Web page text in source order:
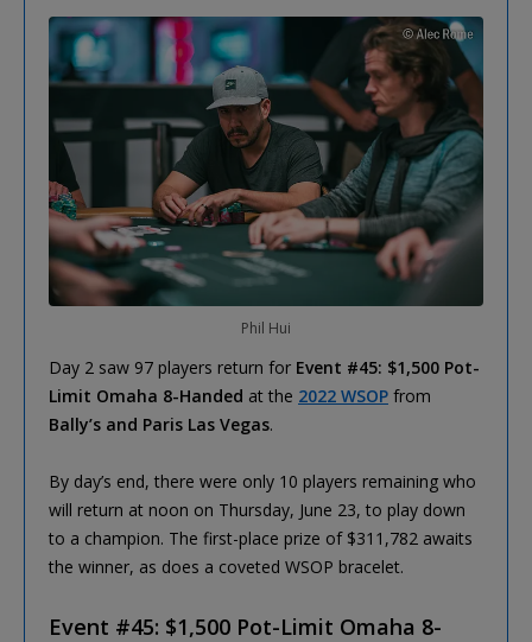
Phil Hui
Day 2 saw 97 players return for Event #45: $1,500 Pot-
Limit Omaha 8-Handed at the 2022 WSOP from
Bally’s and Paris Las Vegas.
By day’s end, there were only 10 players remaining who
will return at noon on Thursday, June 23, to play down
to a champion. The first-place prize of $311,782 awaits
the winner, as does a coveted WSOP bracelet.
Event #45: $1,500 Pot-Limit Omaha 8-